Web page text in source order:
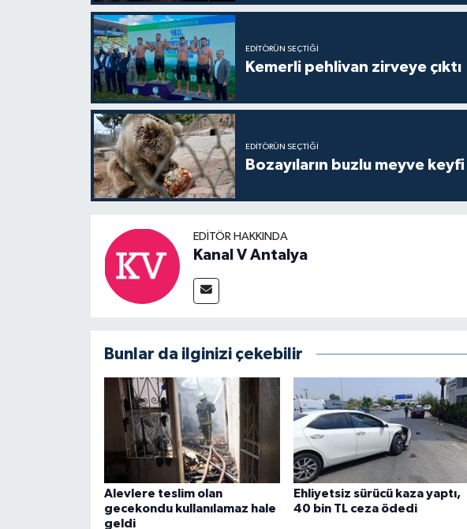
EDITÖRÜN SEÇTIĞI
Kemerli pehlivan zirveye çıktı
EDITÖRÜN SEÇTIĞI
Bozayıların buzlu meyve keyfi
EDITÖR HAKKINDA
Kanal V Antalya
Bunlar da ilginizi çekebilir
Alevlere teslim olan
gecekondu kullanılamaz hale
geldi
Ehliyetsiz sürücü kaza yaptı,
40 bin TL ceza ödedi